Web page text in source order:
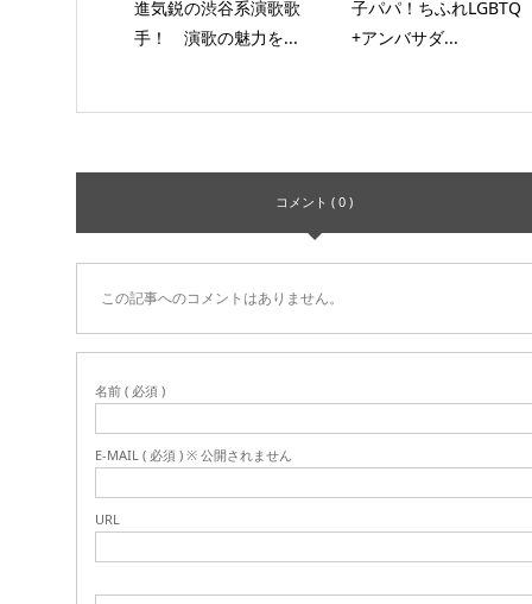
進気鋭の渋谷系演歌歌
手！ 演歌の魅力を...
子パパ！ちふれLGBTQ
+アンバサダ...
コメント ( 0 )
この記事へのコメントはありません。
名前 ( 必須 )
E-MAIL ( 必須 ) ※ 公開されません
URL